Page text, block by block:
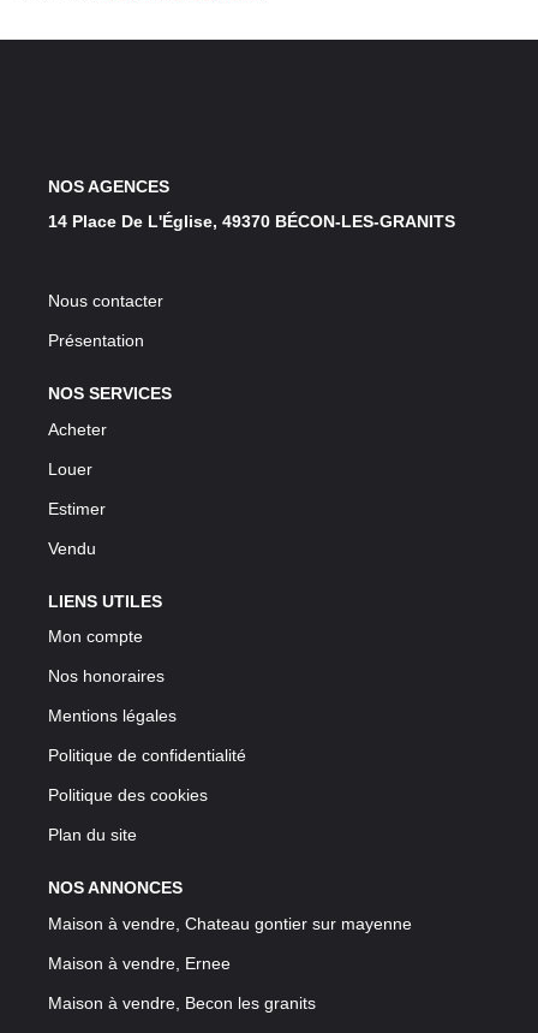
NOS AGENCES
14 Place De L'Église, 49370 BÉCON-LES-GRANITS
Nous contacter
Présentation
NOS SERVICES
Acheter
Louer
Estimer
Vendu
LIENS UTILES
Mon compte
Nos honoraires
Mentions légales
Politique de confidentialité
Politique des cookies
Plan du site
NOS ANNONCES
Maison à vendre, Chateau gontier sur mayenne
Maison à vendre, Ernee
Maison à vendre, Becon les granits